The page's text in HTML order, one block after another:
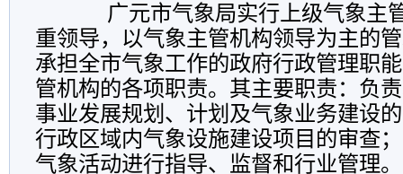
广元市气象局实行上级气象主
重领导，以气象主管机构领导为主的
承担全市气象工作的政府行政管理职
管机构的各项职责。其主要职责：负
事业发展规划、计划及气象业务建设
行政区域内气象设施建设项目的审查
气象活动进行指导、监督和行业管理